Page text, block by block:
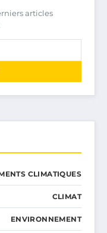
articles
CLIMATIQUES
CLIMAT
ENVIRONNEMENT